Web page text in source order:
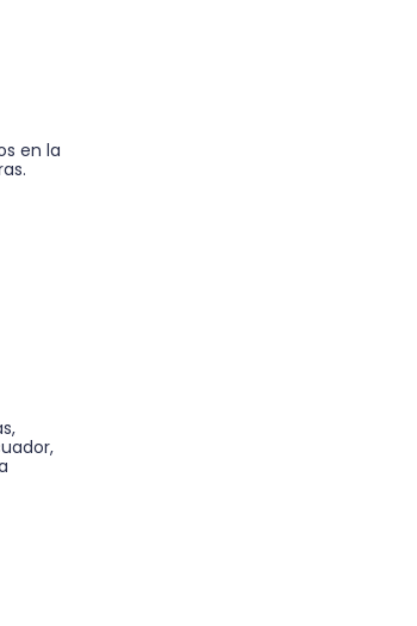
en la